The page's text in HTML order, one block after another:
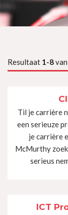
Resultaat 1-8van
Til je carrière
een serieuze
je carrière
McMurthy
serieus
ICT